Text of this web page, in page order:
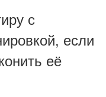
с
если
её